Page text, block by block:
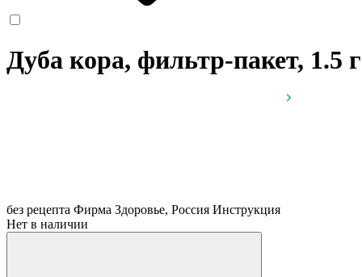
Дуба кора, фильтр-пакет, 1.5 г
без рецепта Фирма Здоровье, Россия Инструкция
Нет в наличии